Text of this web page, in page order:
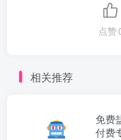
点赞
相关推荐
免费
付费